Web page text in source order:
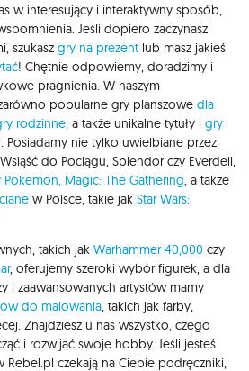
w interesujący i interaktywny sposób,
Jeśli dopiero zaczynasz
szukasz gry na prezent lub masz jakieś
! Chętnie odpowiemy, doradzimy i
pragnienia. W naszym
popularne gry planszowe dla
rodzinne , a także unikalne tytuły i gry
. Posiadamy nie tylko uwielbiane przez
do Pociągu, Splendor czy Everdell,
Magic: The Gathering , a także
w Polsce, takie jak Star Wars:
takich jak Warhammer 40,000 czy
, oferujemy szeroki wybór figurek, a dla
i zaawansowanych artystów mamy
do malowania , takich jak farby,
Znajdziesz u nas wszystko, czego
i rozwijać swoje hobby. Jeśli jesteś
Rebel.pl czekają na Ciebie podręczniki,